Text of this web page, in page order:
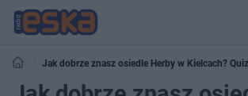
Jak dobrze znasz osiedle Herby w Kielcach?
mieszkańców